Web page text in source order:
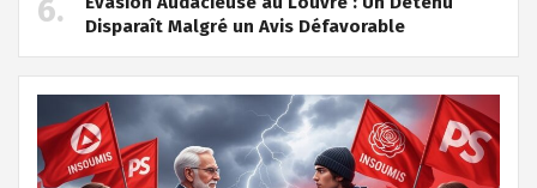
Disparaît Malgré un Avis Défavorable